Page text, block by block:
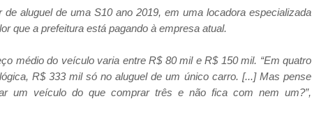
aluguel de uma S10 ano 2019, em uma locadora especializada
que a prefeitura está pagando à empresa atual.
médio do veículo varia entre R$ 80 mil e R$ 150 mil. “Em quatro
R$ 333 mil só no aluguel de um único carro. [...] Mas pense
um veículo do que comprar três e não fica com nem um?”,